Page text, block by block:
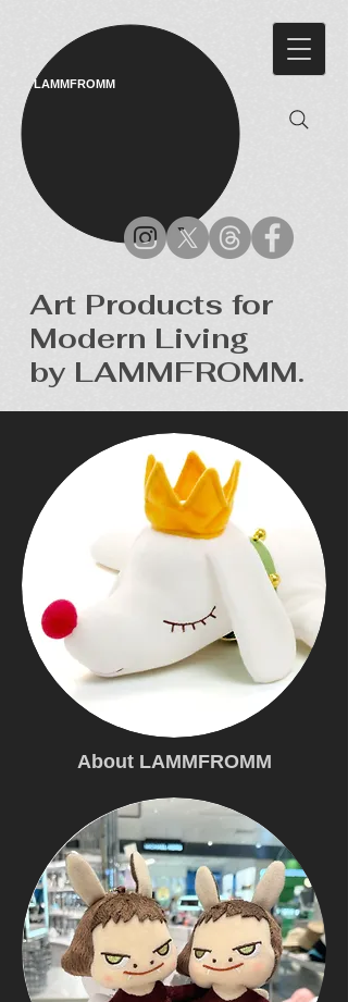
LAMMFROMM​
Art Products for
Modern Living
by LAMMFROMM.
About LAMMFROMM